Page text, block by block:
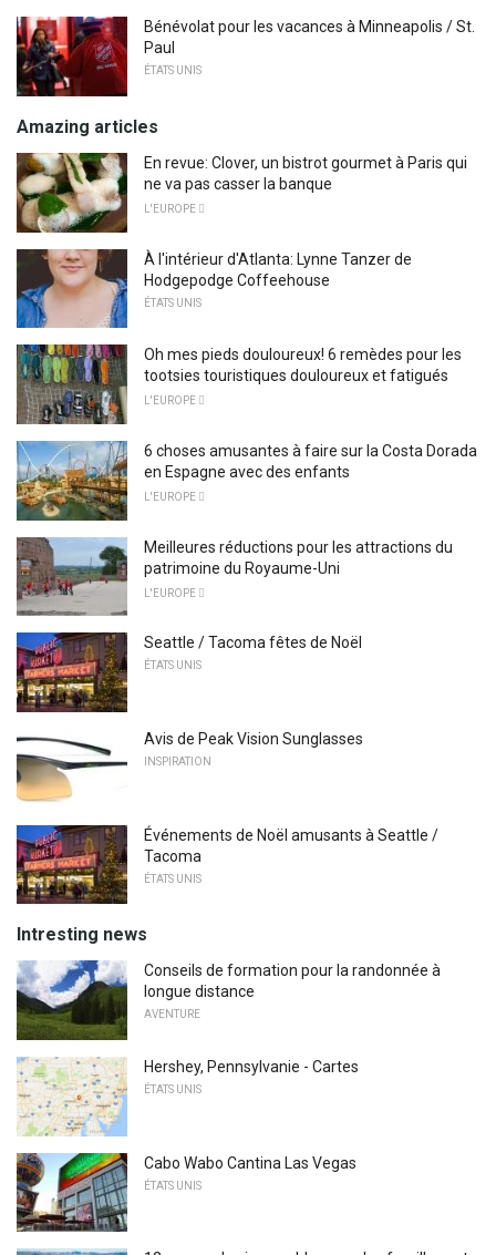
Bénévolat pour les vacances à Minneapolis / St.
Paul
ÉTATS UNIS
Amazing articles
En revue: Clover, un bistrot gourmet à Paris qui
ne va pas casser la banque
L'EUROPE 
À l'intérieur d'Atlanta: Lynne Tanzer de
Hodgepodge Coffeehouse
ÉTATS UNIS
Oh mes pieds douloureux! 6 remèdes pour les
tootsies touristiques douloureux et fatigués
L'EUROPE 
6 choses amusantes à faire sur la Costa Dorada
en Espagne avec des enfants
L'EUROPE 
Meilleures réductions pour les attractions du
patrimoine du Royaume-Uni
L'EUROPE 
Seattle / Tacoma fêtes de Noël
ÉTATS UNIS
Avis de Peak Vision Sunglasses
INSPIRATION
Événements de Noël amusants à Seattle /
Tacoma
ÉTATS UNIS
Intresting news
Conseils de formation pour la randonnée à
longue distance
AVENTURE
Hershey, Pennsylvanie - Cartes
ÉTATS UNIS
Cabo Wabo Cantina Las Vegas
ÉTATS UNIS